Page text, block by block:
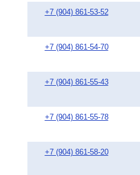
+7 (904) 861-53-52
+7 (904) 861-54-70
+7 (904) 861-55-43
+7 (904) 861-55-78
+7 (904) 861-58-20